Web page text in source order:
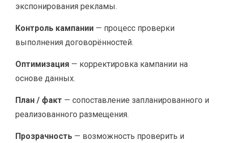
экспонирования рекламы.
Контроль кампании — процесс проверки
выполнения договорённостей.
Оптимизация — корректировка кампании на
основе данных.
План / факт — сопоставление запланированного и
реализованного размещения.
Прозрачность — возможность проверить и